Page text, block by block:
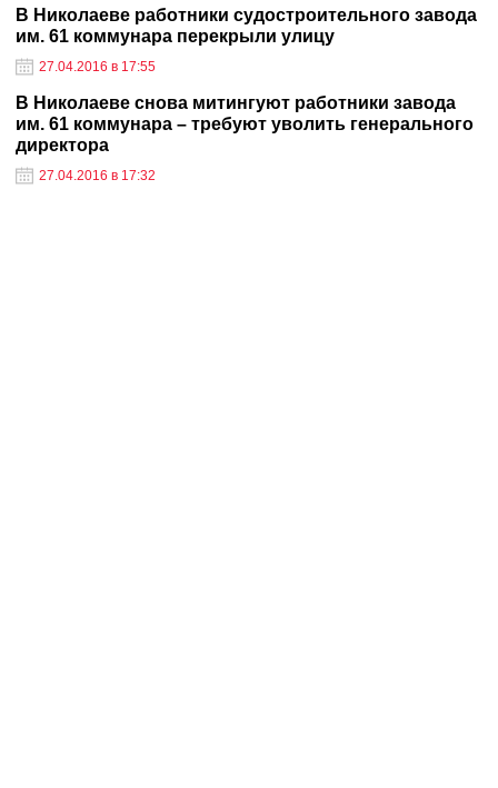
В Николаеве работники судостроительного завода
им. 61 коммунара перекрыли улицу
27.04.2016 в 17:55
В Николаеве снова митингуют работники завода
им. 61 коммунара – требуют уволить генерального
директора
27.04.2016 в 17:32